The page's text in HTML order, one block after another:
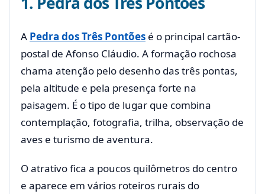
A Pedra dos Três Pontões é o principal cartão-
postal de Afonso Cláudio. A formação rochosa
chama atenção pelo desenho das três pontas,
pela altitude e pela presença forte na
paisagem. É o tipo de lugar que combina
contemplação, fotografia, trilha, observação de
aves e turismo de aventura.
O atrativo fica a poucos quilômetros do centro
e aparece em vários roteiros rurais do